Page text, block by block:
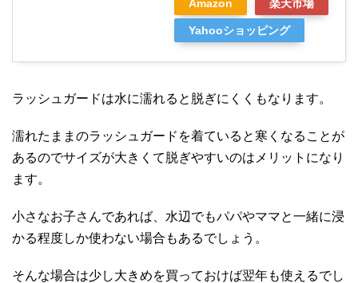
Amazon 楽天市場
Yahooショッピング
ラッシュガードは水に濡れると脱ぎにくくもなります。
濡れたままのラッシュガードを着ていると寒くなることが
あるのでサイズが大きくて脱ぎやすいのはメリットになり
ます。
小さなお子さんであれば、水辺でもパパやママと一緒に浸
かる程度しか使わない場合もあるでしょう。
そんな場合は少し大きめを買っておけば翌年も使えるでし